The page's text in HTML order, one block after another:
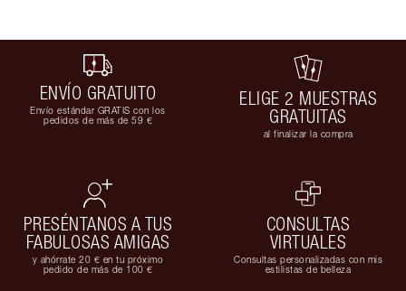
ENVÍO GRATUITO
Envío estándar GRATIS con los
pedidos de más de 59 €
ELIGE 2 MUESTRAS
GRATUITAS
al finalizar la compra
PRESÉNTANOS A TUS
FABULOSAS AMIGAS
y ahórrate 20 € en tu próximo
pedido de más de 100 €
CONSULTAS
VIRTUALES
Consultas personalizadas con mis
estilistas de belleza